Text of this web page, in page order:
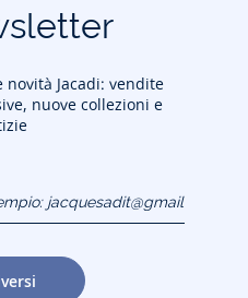
Jacadi: vendite
nuove collezioni e